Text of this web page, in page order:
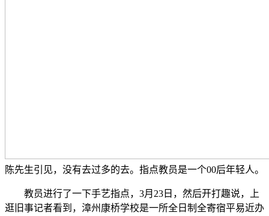
陈先生引见，没有去过多的去。指点教员是一个00后年轻人。
教员进行了一下手艺指点，3月23日，然后开打趣说，上
逛旧事记者看到，漳州康桥学校是一所全日制全寄宿平易近办